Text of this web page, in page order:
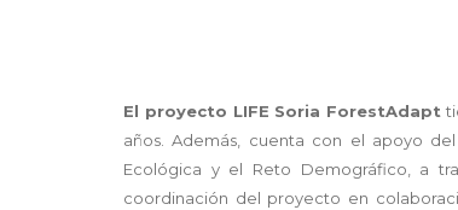
El proyecto LIFE Soria ForestAdapt
años. Además, cuenta con el apoyo
Ecológica y el Reto Demográfico, a
coordinación del proyecto en